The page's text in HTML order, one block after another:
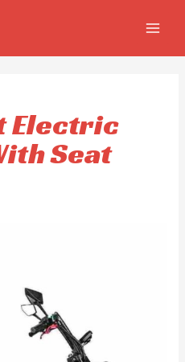
Electric
Seat